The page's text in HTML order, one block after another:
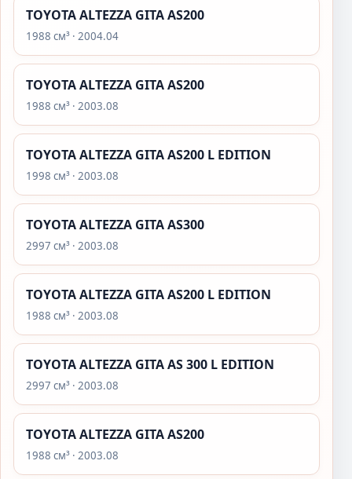
TOYOTA ALTEZZA GITA AS200
1988 см³ · 2004.04
TOYOTA ALTEZZA GITA AS200
1988 см³ · 2003.08
TOYOTA ALTEZZA GITA AS200 L EDITION
1998 см³ · 2003.08
TOYOTA ALTEZZA GITA AS300
2997 см³ · 2003.08
TOYOTA ALTEZZA GITA AS200 L EDITION
1988 см³ · 2003.08
TOYOTA ALTEZZA GITA AS 300 L EDITION
2997 см³ · 2003.08
TOYOTA ALTEZZA GITA AS200
1988 см³ · 2003.08